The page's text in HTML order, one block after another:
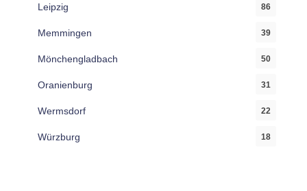
Leipzig 86
Memmingen 39
Mönchengladbach 50
Oranienburg 31
Wermsdorf 22
Würzburg 18